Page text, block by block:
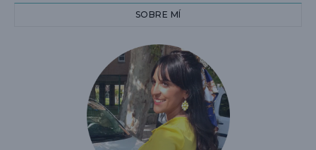
SOBRE MÍ